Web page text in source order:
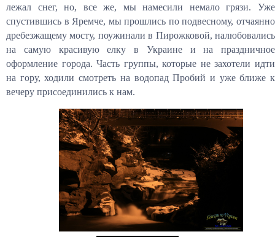
лежал снег, но, все же, мы намесили немало грязи. Уже
спустившись в Яремче, мы прошлись по подвесному, отчаянно
дребезжащему мосту, поужинали в Пирожковой, налюбовались
на самую красивую елку в Украине и на праздничное
оформление города. Часть группы, которые не захотели идти
на гору, ходили смотреть на водопад Пробий и уже ближе к
вечеру присоединились к нам.